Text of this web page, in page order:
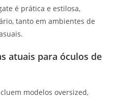
é prática e estilosa,
tanto em ambientes de
atuais para óculos de
modelos oversized,